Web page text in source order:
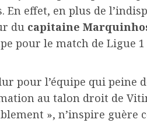
En effet, en plus de
du capitaine
pour le match de Ligue
pour l’équipe qui peine
au talon droit de
», n’inspire guère